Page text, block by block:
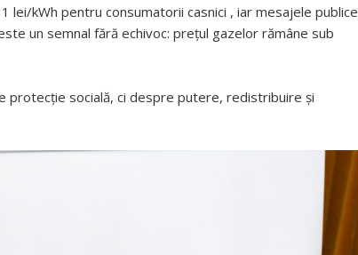
lei/kWh pentru consumatorii casnici , iar mesajele publice
un semnal fără echivoc: prețul gazelor rămâne sub
protecție socială, ci despre putere, redistribuire și